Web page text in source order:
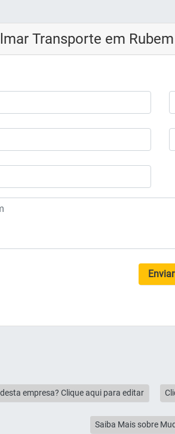
Transporte em
Enviar
empresa? Clique aqui para editar
Saiba Mais sobre